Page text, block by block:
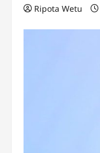
Ripota Wetu